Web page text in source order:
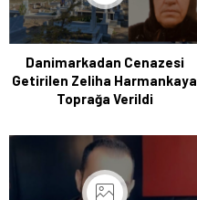
Danimarkadan Cenazesi
Getirilen Zeliha Harmankaya
Toprağa Verildi